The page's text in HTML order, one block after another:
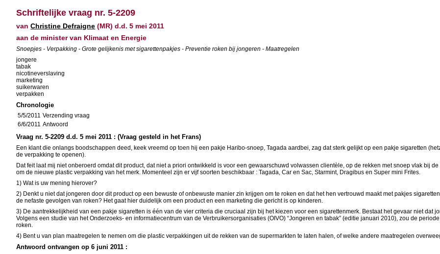
Schriftelijke vraag nr. 5-2209
vanChristine Defraigne (MR) d.d. 5 mei 2011
aan de minister van Klimaat en Energie
Snoepjes - Verpakking - Grote gelijkenis met sigarettenpakjes - Preventie roken bij jongeren - Maatregelen
jongere
tabak
nicotineverslaving
marketing
suikerwaren
verpakken
Chronologie
5/5/2011 Verzending vraag
6/6/2011 Antwoord
Vraag nr. 5-2209 d.d. 5 mei 2011 : (Vraag gesteld in het Frans)
Een klant die onlangs boodschappen deed, keek vreemd op toen hij een pakje Haribo-snoep, Tagada aardbei, zag dat sterk gelijkt op een pakje sigaretten
de verpakking te openen).
Dat feit laat mij niet onberoerd omdat dit product, dat niet a priori ontwikkeld is voor een gewaarschuwd volwassen clientèle, op de rekken met snoep vlak bij
om de nieuwe plastic verpakking van het merk. Momenteel zijn er vijf soorten beschikbaar : Tagada, Car en Sac, Starmint, Dragibus en Super mini Frites.
1) Wat is uw mening hierover?
2) Denkt u niet dat jongeren door dit product op een bewuste of onbewuste manier zin krijgen om te roken en dat het hen vertrouwd maakt met pakjes
de nefaste gevolgen van roken? Het gaat hier duidelijk om een product en een marketing die gericht is op kinderen.
3) De aantrekkelijkheid van een pakje sigaretten is één van de vier criteria die cruciaal zijn bij het kiezen voor een sigarettenmerk. Bestaat het gevaar niet dat
Volgens een studie van het Onderzoeks- en informatiecentrum van de Verbruikersorganisaties (OIVO) “Jongeren en tabak” (editie januari 2010), zou de
roken.
4) Bent u van plan maatregelen te nemen om die plastic verpakkingen uit de rekken van de supermarkten te laten halen, of welke andere maatregelen
Antwoord ontvangen op 6 juni 2011 :